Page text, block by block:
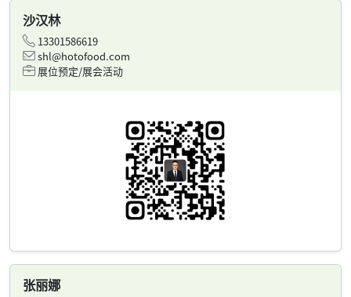
沙汉林
13301586619
shl@hotofood.com
展位预定/展会活动
张丽娜